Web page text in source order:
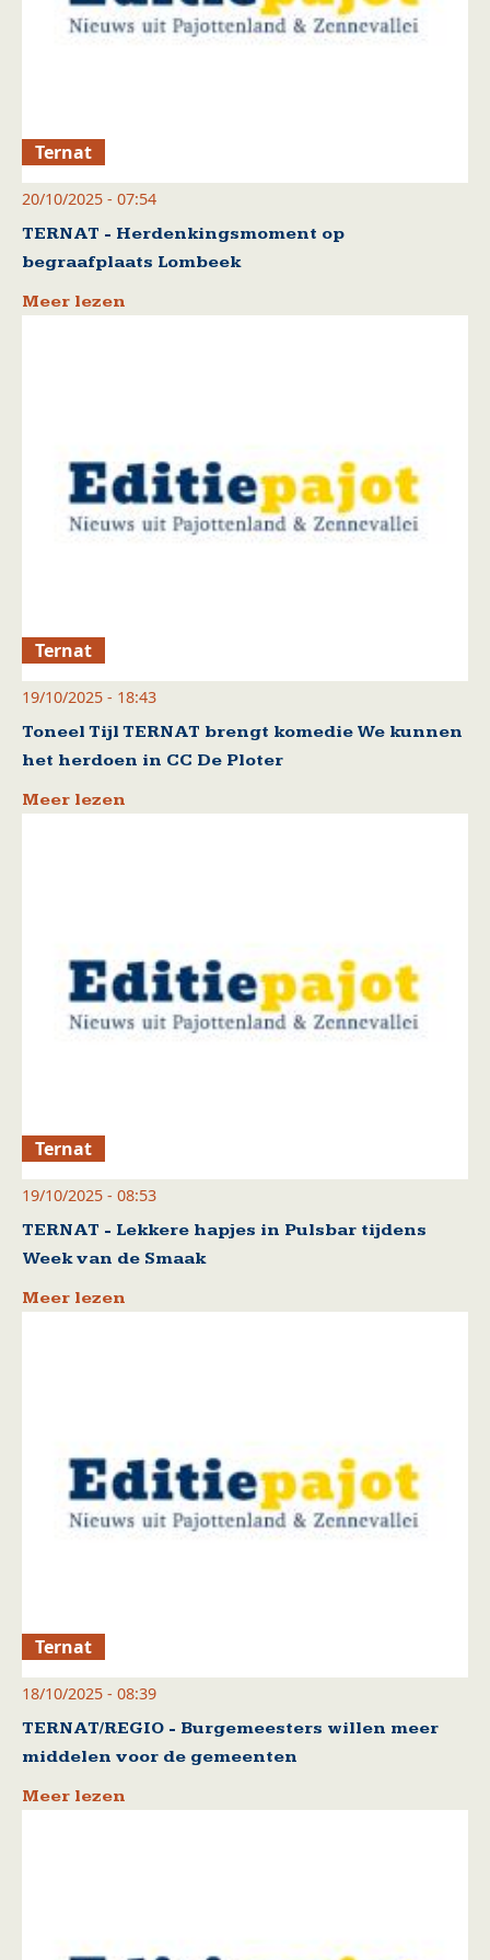
Ternat
20/10/2025 - 07:54
TERNAT - Herdenkingsmoment op
begraafplaats Lombeek
Meer lezen
Ternat
19/10/2025 - 18:43
Toneel Tijl TERNAT brengt komedie We kunnen
het herdoen in CC De Ploter
Meer lezen
Ternat
19/10/2025 - 08:53
TERNAT - Lekkere hapjes in Pulsbar tijdens
Week van de Smaak
Meer lezen
Ternat
18/10/2025 - 08:39
TERNAT/REGIO - Burgemeesters willen meer
middelen voor de gemeenten
Meer lezen